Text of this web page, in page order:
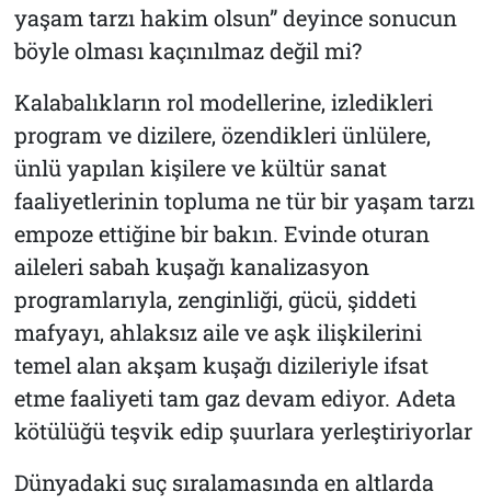
yaşam tarzı hakim olsun” deyince sonucun
böyle olması kaçınılmaz değil mi?
Kalabalıkların rol modellerine, izledikleri
program ve dizilere, özendikleri ünlülere,
ünlü yapılan kişilere ve kültür sanat
faaliyetlerinin topluma ne tür bir yaşam tarzı
empoze ettiğine bir bakın. Evinde oturan
aileleri sabah kuşağı kanalizasyon
programlarıyla, zenginliği, gücü, şiddeti
mafyayı, ahlaksız aile ve aşk ilişkilerini
temel alan akşam kuşağı dizileriyle ifsat
etme faaliyeti tam gaz devam ediyor. Adeta
kötülüğü teşvik edip şuurlara yerleştiriyorlar
Dünyadaki suç sıralamasında en altlarda